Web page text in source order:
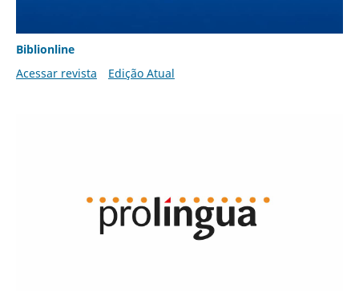
Biblionline
Acessar revista
Edição Atual